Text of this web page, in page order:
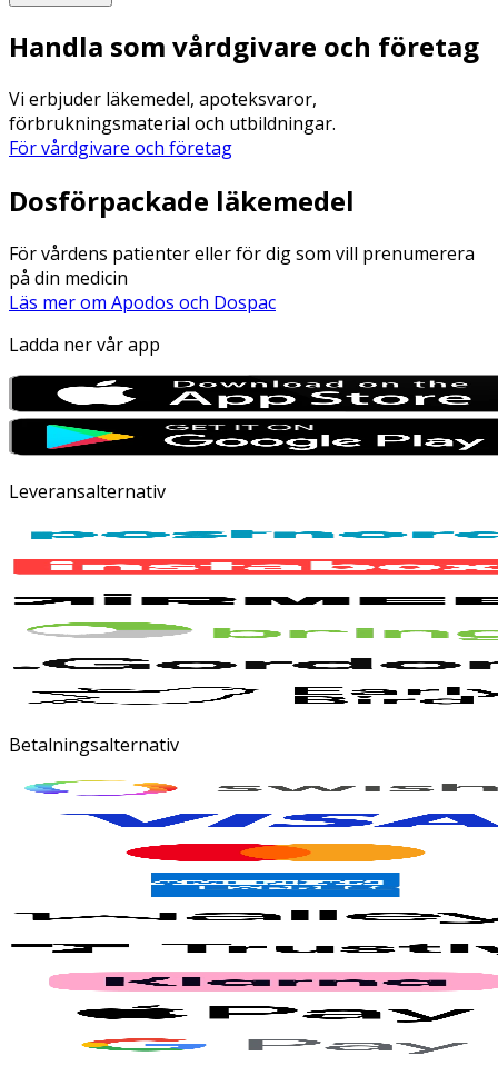
Handla som vårdgivare och företag
Vi erbjuder läkemedel, apoteksvaror,
förbrukningsmaterial och utbildningar.
För vårdgivare och företag
Dosförpackade läkemedel
För vårdens patienter eller för dig som vill prenumerera
på din medicin
Läs mer om Apodos och Dospac
Ladda ner vår app
Leveransalternativ
Betalningsalternativ